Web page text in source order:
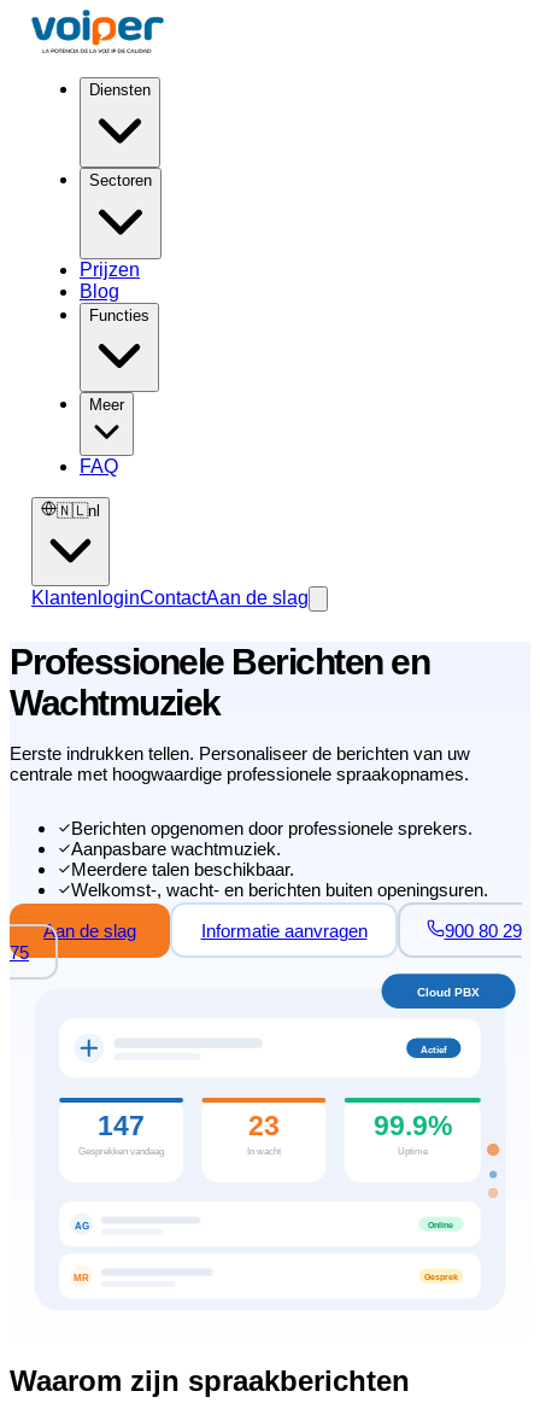
Diensten
Sectoren
Prijzen
Blog
Functies
Meer
FAQ
🇳🇱nl
KlantenloginContactAan de slag
Professionele Berichten en
Wachtmuziek
Eerste indrukken tellen. Personaliseer de berichten van uw
centrale met hoogwaardige professionele spraakopnames.
Berichten opgenomen door professionele sprekers.
Aanpasbare wachtmuziek.
Meerdere talen beschikbaar.
Welkomst-, wacht- en berichten buiten openingsuren.
Aan de slag
Informatie aanvragen
900 80 29
75
Actief
147
Gesprekken vandaag
23
In wacht
99.9%
Uptime
AG Online
MR Gesprek
Cloud PBX
Waarom zijn spraakberichten